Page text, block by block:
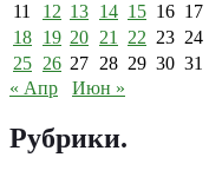
11
12 13 14 15 16 17
18 19 20 21 22 23 24
25 26 27 28 29 30 31
« Апр
Июн »
Рубрики.